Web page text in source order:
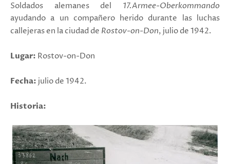
Soldados alemanes del 17.Armee-Oberkommando
ayudando a un compañero herido durante las luchas
callejeras en la ciudad de Rostov-on-Don, julio de 1942.
Lugar: Rostov-on-Don
Fecha: julio de 1942.
Historia: